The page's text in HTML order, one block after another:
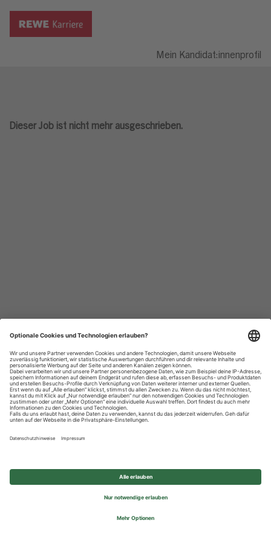
Mein Kandidat:innenprofil
Dieser Job ist nicht mehr ausgeschrieben.
Datenschutzhinweise
Impressum
Privatsphäre-Einstellungen
© 2026 REWE Group - All rights reserved